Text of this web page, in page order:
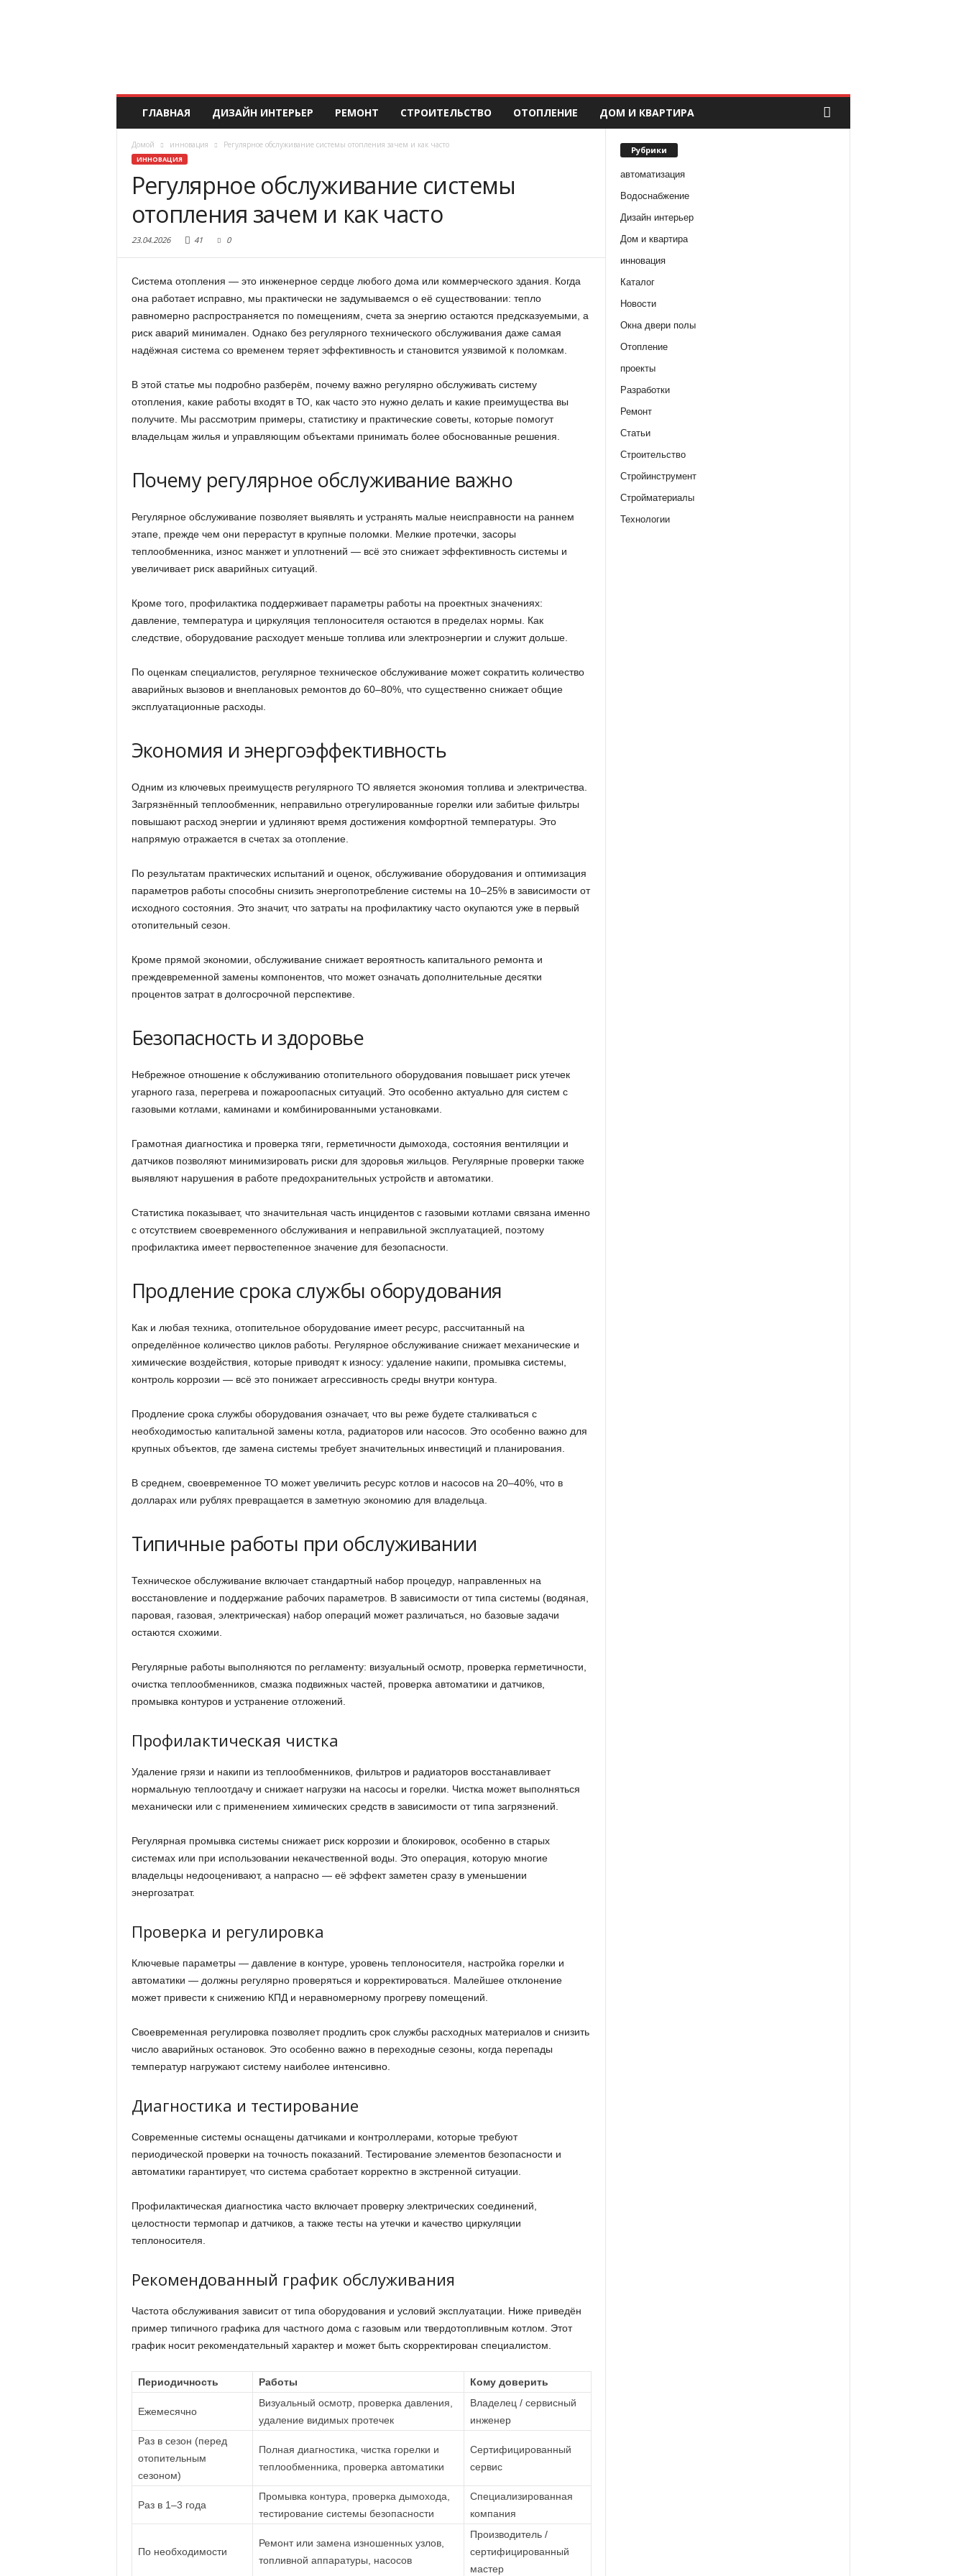
ГЛАВНАЯ ДИЗАЙН ИНТЕРЬЕР РЕМОНТ СТРОИТЕЛЬСТВО ОТОПЛЕНИЕ ДОМ И КВАРТИРА
Домой инновация Регулярное обслуживание системы отопления зачем и как часто
ИННОВАЦИЯ
Регулярное обслуживание системы
отопления зачем и как часто
23.04.2026 41 0
Система отопления — это инженерное сердце любого дома или коммерческого здания. Когда
она работает исправно, мы практически не задумываемся о её существовании: тепло
равномерно распространяется по помещениям, счета за энергию остаются предсказуемыми, а
риск аварий минимален. Однако без регулярного технического обслуживания даже самая
надёжная система со временем теряет эффективность и становится уязвимой к поломкам.
В этой статье мы подробно разберём, почему важно регулярно обслуживать систему
отопления, какие работы входят в ТО, как часто это нужно делать и какие преимущества вы
получите. Мы рассмотрим примеры, статистику и практические советы, которые помогут
владельцам жилья и управляющим объектами принимать более обоснованные решения.
Почему регулярное обслуживание важно
Регулярное обслуживание позволяет выявлять и устранять малые неисправности на раннем
этапе, прежде чем они перерастут в крупные поломки. Мелкие протечки, засоры
теплообменника, износ манжет и уплотнений — всё это снижает эффективность системы и
увеличивает риск аварийных ситуаций.
Кроме того, профилактика поддерживает параметры работы на проектных значениях:
давление, температура и циркуляция теплоносителя остаются в пределах нормы. Как
следствие, оборудование расходует меньше топлива или электроэнергии и служит дольше.
По оценкам специалистов, регулярное техническое обслуживание может сократить количество
аварийных вызовов и внеплановых ремонтов до 60–80%, что существенно снижает общие
эксплуатационные расходы.
Экономия и энергоэффективность
Одним из ключевых преимуществ регулярного ТО является экономия топлива и электричества.
Загрязнённый теплообменник, неправильно отрегулированные горелки или забитые фильтры
повышают расход энергии и удлиняют время достижения комфортной температуры. Это
напрямую отражается в счетах за отопление.
По результатам практических испытаний и оценок, обслуживание оборудования и оптимизация
параметров работы способны снизить энергопотребление системы на 10–25% в зависимости от
исходного состояния. Это значит, что затраты на профилактику часто окупаются уже в первый
отопительный сезон.
Кроме прямой экономии, обслуживание снижает вероятность капитального ремонта и
преждевременной замены компонентов, что может означать дополнительные десятки
процентов затрат в долгосрочной перспективе.
Безопасность и здоровье
Небрежное отношение к обслуживанию отопительного оборудования повышает риск утечек
угарного газа, перегрева и пожароопасных ситуаций. Это особенно актуально для систем с
газовыми котлами, каминами и комбинированными установками.
Грамотная диагностика и проверка тяги, герметичности дымохода, состояния вентиляции и
датчиков позволяют минимизировать риски для здоровья жильцов. Регулярные проверки также
выявляют нарушения в работе предохранительных устройств и автоматики.
Статистика показывает, что значительная часть инцидентов с газовыми котлами связана именно
с отсутствием своевременного обслуживания и неправильной эксплуатацией, поэтому
профилактика имеет первостепенное значение для безопасности.
Продление срока службы оборудования
Как и любая техника, отопительное оборудование имеет ресурс, рассчитанный на
определённое количество циклов работы. Регулярное обслуживание снижает механические и
химические воздействия, которые приводят к износу: удаление накипи, промывка системы,
контроль коррозии — всё это понижает агрессивность среды внутри контура.
Продление срока службы оборудования означает, что вы реже будете сталкиваться с
необходимостью капитальной замены котла, радиаторов или насосов. Это особенно важно для
крупных объектов, где замена системы требует значительных инвестиций и планирования.
В среднем, своевременное ТО может увеличить ресурс котлов и насосов на 20–40%, что в
долларах или рублях превращается в заметную экономию для владельца.
Типичные работы при обслуживании
Техническое обслуживание включает стандартный набор процедур, направленных на
восстановление и поддержание рабочих параметров. В зависимости от типа системы (водяная,
паровая, газовая, электрическая) набор операций может различаться, но базовые задачи
остаются схожими.
Регулярные работы выполняются по регламенту: визуальный осмотр, проверка герметичности,
очистка теплообменников, смазка подвижных частей, проверка автоматики и датчиков,
промывка контуров и устранение отложений.
Профилактическая чистка
Удаление грязи и накипи из теплообменников, фильтров и радиаторов восстанавливает
нормальную теплоотдачу и снижает нагрузки на насосы и горелки. Чистка может выполняться
механически или с применением химических средств в зависимости от типа загрязнений.
Регулярная промывка системы снижает риск коррозии и блокировок, особенно в старых
системах или при использовании некачественной воды. Это операция, которую многие
владельцы недооценивают, а напрасно — её эффект заметен сразу в уменьшении
энергозатрат.
Проверка и регулировка
Ключевые параметры — давление в контуре, уровень теплоносителя, настройка горелки и
автоматики — должны регулярно проверяться и корректироваться. Малейшее отклонение
может привести к снижению КПД и неравномерному прогреву помещений.
Своевременная регулировка позволяет продлить срок службы расходных материалов и снизить
число аварийных остановок. Это особенно важно в переходные сезоны, когда перепады
температур нагружают систему наиболее интенсивно.
Диагностика и тестирование
Современные системы оснащены датчиками и контроллерами, которые требуют
периодической проверки на точность показаний. Тестирование элементов безопасности и
автоматики гарантирует, что система сработает корректно в экстренной ситуации.
Профилактическая диагностика часто включает проверку электрических соединений,
целостности термопар и датчиков, а также тесты на утечки и качество циркуляции
теплоносителя.
Рекомендованный график обслуживания
Частота обслуживания зависит от типа оборудования и условий эксплуатации. Ниже приведён
пример типичного графика для частного дома с газовым или твердотопливным котлом. Этот
график носит рекомендательный характер и может быть скорректирован специалистом.
Периодичность Работы Кому доверить
Ежемесячно
Визуальный осмотр, проверка давления,
удаление видимых протечек
Владелец / сервисный
инженер
Раз в сезон (перед
отопительным
сезоном)
Полная диагностика, чистка горелки и
теплообменника, проверка автоматики
Сертифицированный
сервис
Раз в 1–3 года
Промывка контура, проверка дымохода,
тестирование системы безопасности
Специализированная
компания
По необходимости
Ремонт или замена изношенных узлов,
топливной аппаратуры, насосов
Производитель /
сертифицированный
мастер
Рубрики
автоматизация
Водоснабжение
Дизайн интерьер
Дом и квартира
инновация
Каталог
Новости
Окна двери полы
Отопление
проекты
Разработки
Ремонт
Статьи
Строительство
Стройинструмент
Стройматериалы
Технологии